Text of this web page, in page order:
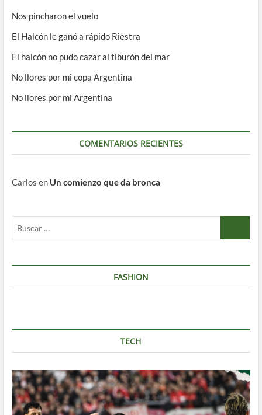
Nos pincharon el vuelo
El Halcón le ganó a rápido Riestra
El halcón no pudo cazar al tiburón del mar
No llores por mi copa Argentina
No llores por mi Argentina
COMENTARIOS RECIENTES
Carlos en Un comienzo que da bronca
FASHION
TECH